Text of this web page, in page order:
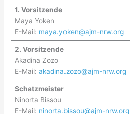
1. Vorsitzende
Maya Yoken
E-Mail: maya.yoken@ajm-nrw.org
2. Vorsitzende
Akadina Zozo
E-Mail: akadina.zozo@ajm-nrw.org
Schatzmeister
Ninorta Bissou
E-Mail: ninorta.bissou@ajm-nrw.org